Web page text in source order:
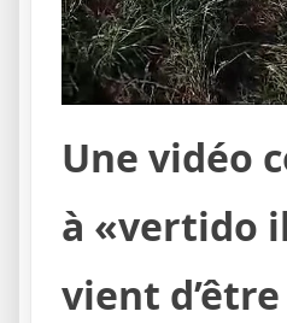
Une vidéo
à «vertido
vient